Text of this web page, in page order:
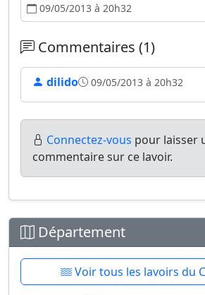
09/05/2013 à 20h32
Commentaires (1)
dilido 09/05/2013 à 20h32
Connectez-vous pour laisser
commentaire sur ce lavoir.
Département
Voir tous les lavoirs du